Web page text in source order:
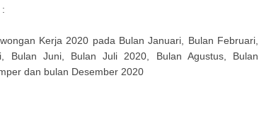
Kerja 2020 pada Bulan Januari, Bulan Februari,
Bulan Juni, Bulan Juli 2020, Bulan Agustus, Bulan
dan bulan Desember 2020